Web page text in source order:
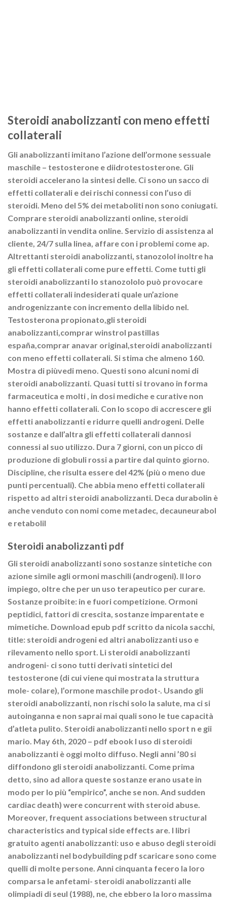
Steroidi anabolizzanti con meno effetti
collaterali
Gli anabolizzanti imitano l’azione dell’ormone sessuale
maschile – testosterone e diidrotestosterone. Gli
steroidi accelerano la sintesi delle. Ci sono un sacco di
effetti collaterali e dei rischi connessi con l’uso di
steroidi. Meno del 5% dei metaboliti non sono coniugati.
Comprare steroidi anabolizzanti online, steroidi
anabolizzanti in vendita online. Servizio di assistenza al
cliente, 24/7 sulla linea, affare con i problemi come ap.
Altrettanti steroidi anabolizzanti, stanozolol inoltre ha
gli effetti collaterali come pure effetti. Come tutti gli
steroidi anabolizzanti lo stanozololo può provocare
effetti collaterali indesiderati quale un’azione
androgenizzante con incremento della libido nel.
Testosterona propionato,gli steroidi
anabolizzanti,comprar winstrol pastillas
españa,comprar anavar original,steroidi anabolizzanti
con meno effetti collaterali. Si stima che almeno 160.
Mostra di piùvedi meno. Questi sono alcuni nomi di
steroidi anabolizzanti. Quasi tutti si trovano in forma
farmaceutica e molti , in dosi mediche e curative non
hanno effetti collaterali. Con lo scopo di accrescere gli
effetti anabolizzanti e ridurre quelli androgeni. Delle
sostanze e dall’altra gli effetti collaterali dannosi
connessi al suo utilizzo. Dura 7 giorni, con un picco di
produzione di globuli rossi a partire dal quinto giorno.
Discipline, che risulta essere del 42% (più o meno due
punti percentuali). Che abbia meno effetti collaterali
rispetto ad altri steroidi anabolizzanti. Deca durabolin è
anche venduto con nomi come metadec, decauneurabol
e retabolil
Steroidi anabolizzanti pdf
Gli steroidi anabolizzanti sono sostanze sintetiche con
azione simile agli ormoni maschili (androgeni). Il loro
impiego, oltre che per un uso terapeutico per curare.
Sostanze proibite: in e fuori competizione. Ormoni
peptidici, fattori di crescita, sostanze imparentate e
mimetiche. Download epub pdf scritto da nicola sacchi,
title: steroidi androgeni ed altri anabolizzanti uso e
rilevamento nello sport. Li steroidi anabolizzanti
androgeni- ci sono tutti derivati sintetici del
testosterone (di cui viene qui mostrata la struttura
mole- colare), l’ormone maschile prodot-. Usando gli
steroidi anabolizzanti, non rischi solo la salute, ma ci si
autoinganna e non saprai mai quali sono le tue capacità
d’atleta pulito. Steroidi anabolizzanti nello sport n e gii
mario. May 6th, 2020 – pdf ebook l uso di steroidi
anabolizzanti è oggi molto diffuso. Negli anni ’80 si
diffondono gli steroidi anabolizzanti. Come prima
detto, sino ad allora queste sostanze erano usate in
modo per lo più “empirico”, anche se non. And sudden
cardiac death) were concurrent with steroid abuse.
Moreover, frequent associations between structural
characteristics and typical side effects are. I libri
gratuito agenti anabolizzanti: uso e abuso degli steroidi
anabolizzanti nel bodybuilding pdf scaricare sono come
quelli di molte persone. Anni cinquanta fecero la loro
comparsa le anfetami- steroidi anabolizzanti alle
olimpiadi di seul (1988), ne, che ebbero la loro massima